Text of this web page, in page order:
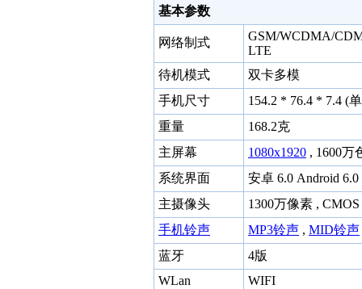
基本参数
网络制式
GSM/WCDMA/
LTE
待机模式
双卡多模
手机尺寸
154.2 * 76.4 * 7.4 (
重量
168.2克
主屏幕
1080x1920 , 1600万
系统界面
安卓 6.0 Android 6.0
主摄像头
1300万像素 ,
手机铃声
MP3铃声 , MID铃声
蓝牙
4版
WLan
WIFI